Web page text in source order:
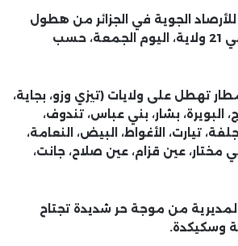
الجوية في الجزائر من هطول
أمطار رعدية غزيرة في 21 ولاية، اليوم الجمعة، حسب
تهطل على ولايات (تيزي وزو، بجاية،
البويرة، بشار، بني عباس، تندوف،
تيارت، الأغواط، البيض، النعامة،
مختار، عين قزام، عين صلاح، جانت،
من موجة حر شديدة تجتاح
وسكيكدة.